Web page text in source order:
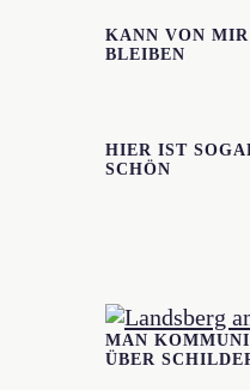
KANN VON MIR
BLEIBEN
HIER IST
SCHÖN
MAN
ÜBER